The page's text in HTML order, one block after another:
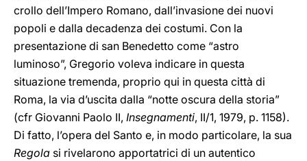
crollo dell’Impero Romano, dall’invasione dei nuovi
popoli e dalla decadenza dei costumi. Con la
presentazione di san Benedetto come “astro
luminoso”, Gregorio voleva indicare in questa
situazione tremenda, proprio qui in questa città di
Roma, la via d’uscita dalla “notte oscura della storia”
(cfr Giovanni Paolo II, Insegnamenti, II/1, 1979, p. 1158).
Di fatto, l’opera del Santo e, in modo particolare, la sua
Regola si rivelarono apportatrici di un autentico